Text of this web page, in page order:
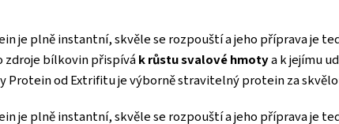
je plně instantní, skvěle se rozpouští a jeho příprava je
zdroje bílkovin přispívá k růstu svalové hmotya k jejímu
Protein od Extrifitu je výborně stravitelný protein za
je plně instantní, skvěle se rozpouští a jeho příprava je